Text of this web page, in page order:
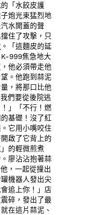
「水餃皮護
炮光束猛烈地
水開蓋的聲
住了攻擊，只
。「這麵皮的延
999焦急地大
他必須帶走他
。他跑到蒜泥
，將那口比他
們要從後院逃
」「不行！燃
基礎！沒了紅
它用小嘴咬住
啟了它背上的
的輕微煎煮
廖沾沾抱著蒜
，一起從撞出
機器人發出尖
追上你！」店
碎，發出了最
在這片蒜泥、